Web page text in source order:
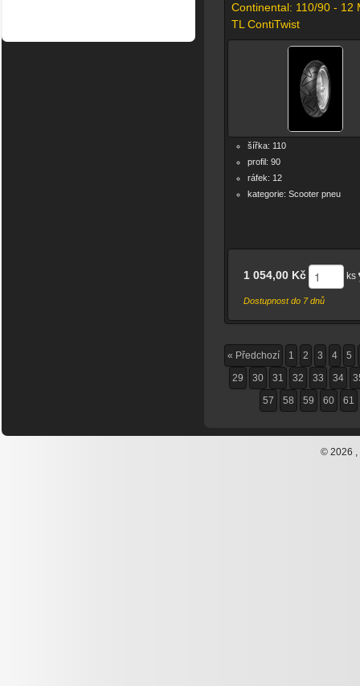
Continental: 110/90 - 12
TL ContiTwist
šířka: 110
profil: 90
ráfek: 12
kategorie: Scooter pneu
1 054,00 Kč ks
Dostupnost do 7 dnů
« Předchozí 1 2 3 4
5
29
30 31 32 33 34
57
58 59 60 61
© 2026